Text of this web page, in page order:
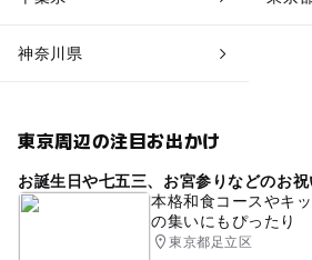
神奈川県
東京周辺の注目お出かけ
お誕生日や七五三、お宮参りなどのお祝
本格和食コースやキ
の集いにもぴったり
東京都足立区